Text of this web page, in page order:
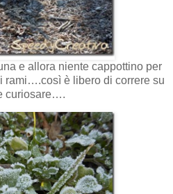
e allora niente cappottino per
rami….così è libero di correre su
curiosare….